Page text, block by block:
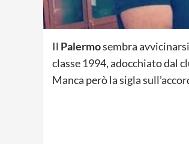
Il Palermosembra
classe 1994, adocchiato dal
Manca però la sigla